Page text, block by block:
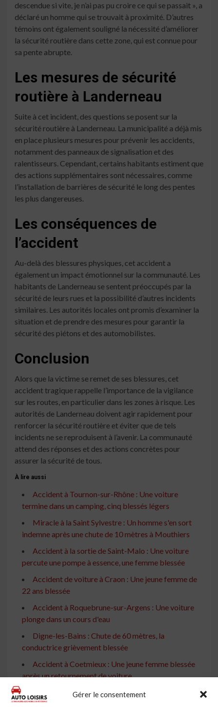
Gérer le consentement
descendue si vite, je n’ai pas pu croire ce qui se passait », a
déclaré un homme qui se trouvait à proximité. D’autres
témoins ont également souligné la nécessité d’améliorer
la sécurité routière dans cette zone, qui est connue pour
sa pente abrupte.
Les mesures de sécurité
routière à Landerneau
Suite à cet incident, des questions se posent sur la
sécurité routière à Landerneau. La municipalité a déjà mis
en place plusieurs mesures pour prévenir les accidents,
notamment des panneaux de signalisation et des
ralentisseurs. Cependant, certains habitants estiment que
des actions supplémentaires sont nécessaires, comme
l’installation de barrières de sécurité le long des pentes
les plus dangereuses.
Les conséquences de
l’accident
Au-delà des blessures physiques, cet accident a
également un impact émotionnel sur la communauté. Les
habitants de Landerneau se sentent préoccupés par la
sécurité de leurs rues et la possibilité d’autres incidents
similaires. Les autorités locales ont promis d’examiner la
situation et de prendre des mesures pour garantir la
sécurité des piétons et des automobilistes.
Conclusion
Alors que la victime se remet de ses blessures, cet
accident tragique rappelle l’importance de la vigilance
sur les routes, en particulier dans les zones à risque. Les
autorités de Landerneau doivent agir rapidement pour
renforcer la sécurité routière et éviter que de tels
incidents ne se reproduisent à l’avenir. La communauté
attend des réponses et des actions concrètes pour
assurer la sécurité de tous.
À lire aussi
Accident à Tournon-sur-Rhône : Une voiture
termine dans un camping, cinq blessés légers
Miracle à la Saint Sylvestre : Un homme s'en sort
indemne après une chute de 10 mètres à Mouthiers
Accident à la sortie de Saint-Malo : Une voiture
percute une pompe à essence, une femme blessée
Accident de voiture à Craon : Une jeune femme de
22 ans blessée
Accident à Roquebrune-sur-Argens : Une voiture
plonge dans un cours d'eau
Digne-les-Bains : Chute de 60 mètres, la
conductrice grièvement blessée
Accident à Coetmieux : Une jeune femme blessée
après un retournement de voiture
Accident sur la RN 88 en Haute-Loire : Une
octogénaire blessée